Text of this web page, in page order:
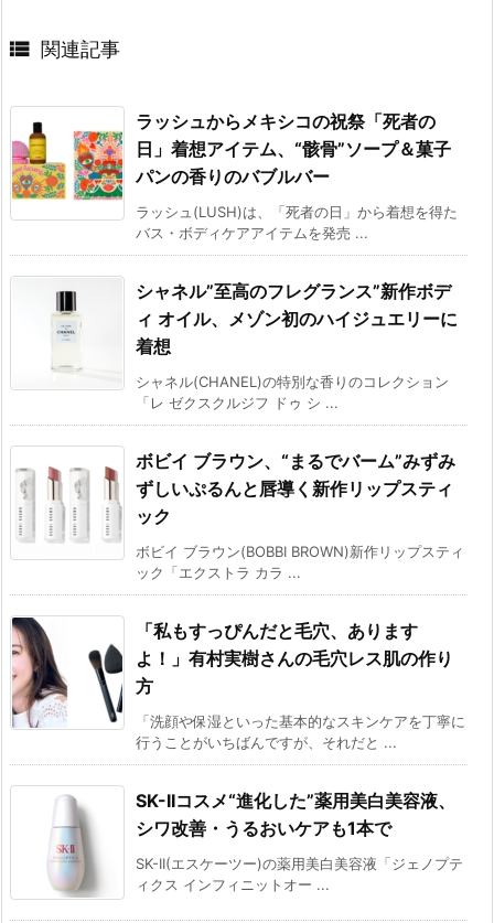
 関連記事
ラッシュからメキシコの祝祭「死者の
日」着想アイテム、“骸骨”ソープ＆菓子
パンの香りのバブルバー
ラッシュ(LUSH)は、「死者の日」から着想を得た
バス・ボディケアアイテムを発売 ...
シャネル”至高のフレグランス”新作ボデ
ィ オイル、メゾン初のハイジュエリーに
着想
シャネル(CHANEL)の特別な香りのコレクション
「レ ゼクスクルジフ ドゥ シ ...
ボビイ ブラウン、“まるでバーム”みずみ
ずしいぷるんと唇導く新作リップスティ
ック
ボビイ ブラウン(BOBBI BROWN)新作リップスティ
ック「エクストラ カラ ...
「私もすっぴんだと毛穴、あります
よ！」有村実樹さんの毛穴レス肌の作り
方
「洗顔や保湿といった基本的なスキンケアを丁寧に
行うことがいちばんですが、それだと ...
SK-IIコスメ“進化した”薬用美白美容液、
シワ改善・うるおいケアも1本で
SK-II(エスケーツー)の薬用美白美容液「ジェノプテ
ィクス インフィニットオー ...